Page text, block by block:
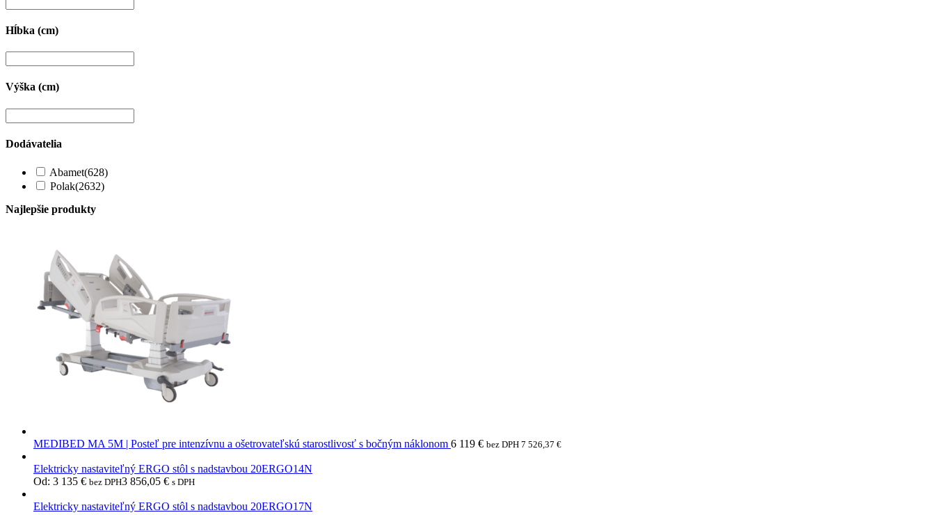
Hĺbka (cm)
Výška (cm)
Dodávatelia
Abamet(628)
Polak(2632)
Najlepšie produkty
MEDIBED MA 5M | Posteľ pre intenzívnu a ošetrovateľskú starostlivosť s bočným náklonom 6 119 € bez DPH 7 526,37 €
Elektricky nastaviteľný ERGO stôl s nadstavbou 20ERGO14N
Od: 3 135 € bez DPH3 856,05 € s DPH
Elektricky nastaviteľný ERGO stôl s nadstavbou 20ERGO17N